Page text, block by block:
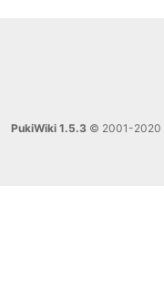
PukiWiki 1.5.3 © 2001-2020